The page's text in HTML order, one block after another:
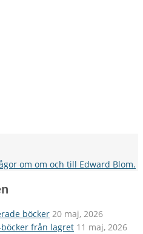
om om och till Edward Blom.
böcker 20 maj, 2026
från lagret 11 maj, 2026